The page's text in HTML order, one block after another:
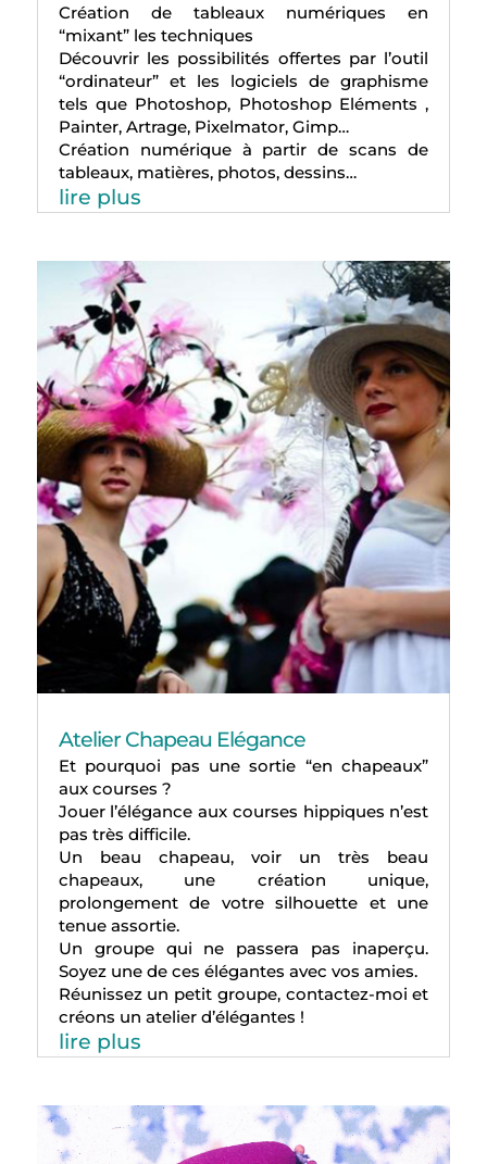
Création de tableaux numériques en
“mixant” les techniques
Découvrir les possibilités offertes par l’outil
“ordinateur” et les logiciels de graphisme
tels que Photoshop, Photoshop Eléments ,
Painter, Artrage, Pixelmator, Gimp…
Création numérique à partir de scans de
tableaux, matières, photos, dessins…
lire plus
Atelier Chapeau Elégance
Et pourquoi pas une sortie “en chapeaux”
aux courses ?
Jouer l’élégance aux courses hippiques n’est
pas très difficile.
Un beau chapeau, voir un très beau
chapeaux, une création unique,
prolongement de votre silhouette et une
tenue assortie.
Un groupe qui ne passera pas inaperçu.
Soyez une de ces élégantes avec vos amies.
Réunissez un petit groupe, contactez-moi et
créons un atelier d’élégantes !
lire plus